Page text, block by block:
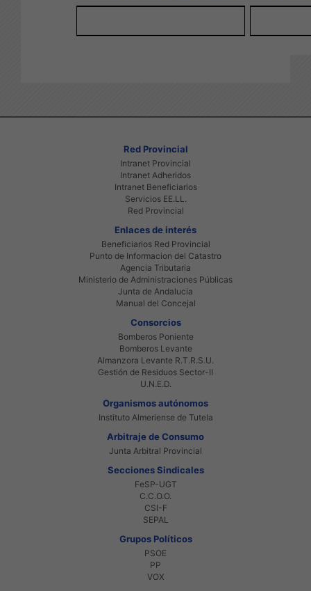
Red Provincial
Intranet Provincial
Intranet Adheridos
Intranet Beneficiarios
Servicios EE.LL.
Red Provincial
Enlaces de interés
Beneficiarios Red Provincial
Punto de Informacion del Catastro
Agencia Tributaria
Ministerio de Administraciones Públicas
Junta de Andalucia
Manual del Concejal
Consorcios
Bomberos Poniente
Bomberos Levante
Almanzora Levante R.T.R.S.U.
Gestión de Residuos Sector-II
U.N.E.D.
Organismos autónomos
Instituto Almeriense de Tutela
Arbitraje de Consumo
Junta Arbitral Provincial
Secciones Sindicales
FeSP-UGT
C.C.O.O.
CSI-F
SEPAL
Grupos Políticos
PSOE
PP
VOX